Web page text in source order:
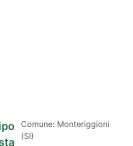
Comune: Monteriggioni
(SI)